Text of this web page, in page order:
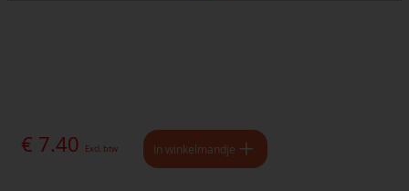
€ 7.40 Excl. btw In winkelmandje